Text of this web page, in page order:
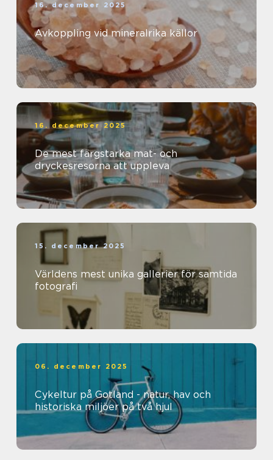
16. december 2025
Avkoppling vid mineralrika källor
16. december 2025
De mest färgstarka mat- och
dryckesresorna att uppleva
15. december 2025
Världens mest unika gallerier för samtida
fotografi
06. december 2025
Cykeltur på Gotland - natur, hav och
historiska miljöer på två hjul